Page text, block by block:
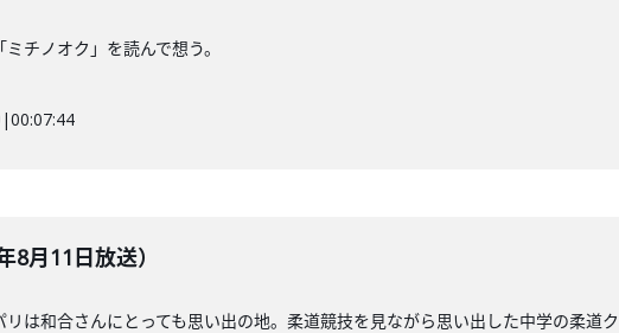
チノオク」を読んで想う。
|00:07:44
8月11日放送）
は和合さんにとっても思い出の地。柔道競技を見ながら思い出した中学の柔道ク